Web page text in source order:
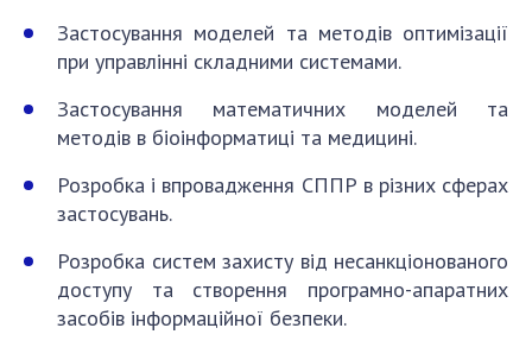
Застосування моделей та методів оптимізації
при управлінні складними системами.
Застосування математичних моделей та
методів в біоінформатиці та медицині.
Розробка і впровадження СППР в різних сферах
застосувань.
Розробка систем захисту від несанкціонованого
доступу та створення програмно-апаратних
засобів інформаційної безпеки.